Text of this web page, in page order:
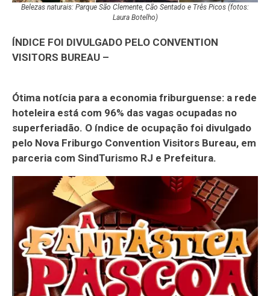
Belezas naturais: Parque São Clemente, Cão Sentado e Três Picos (fotos:
Laura Botelho)
ÍNDICE FOI DIVULGADO PELO CONVENTION
VISITORS BUREAU –
Ótima notícia para a economia friburguense: a rede
hoteleira está com 96% das vagas ocupadas no
superferiadão. O índice de ocupação foi divulgado
pelo Nova Friburgo Convention Visitors Bureau, em
parceria com SindTurismo RJ e Prefeitura.